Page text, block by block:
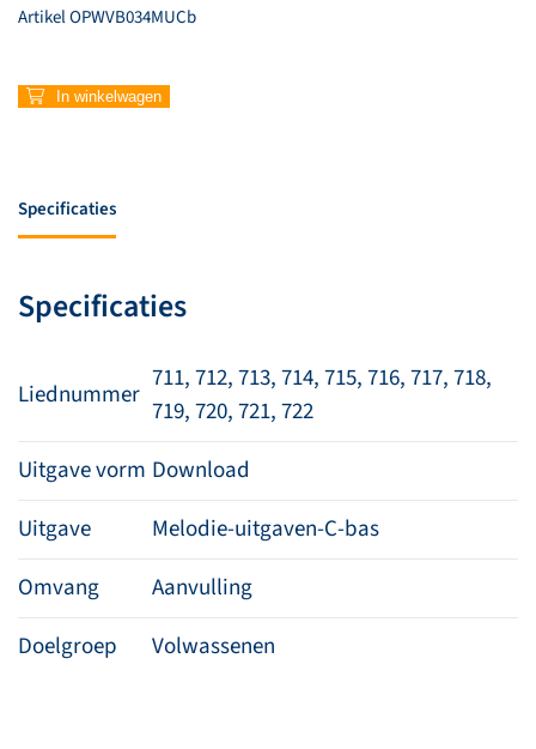
ArtikelOPWVB034MUCb
Muziekboek
711-
aantal
In winkelwagen
Specificaties
Specificaties
Liednummer
711, 712, 713, 714, 715, 716, 717, 718,
719, 720, 721, 722
Uitgave vorm Download
Uitgave
Melodie-uitgaven-C-bas
Omvang
Aanvulling
Doelgroep
Volwassenen